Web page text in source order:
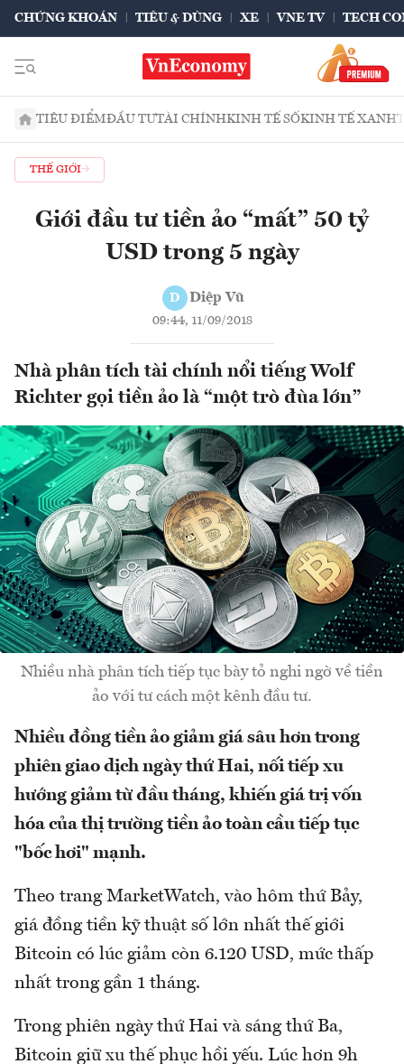
CHỨNG KHOÁN TIÊU & DÙNG XE VNE TV TECH
TIÊU ĐIỂMĐẦU TƯTÀI CHÍNHKINH TẾ SỐKINH TẾ XANH
THẾ GIỚI
Giới đầu tư tiền ảo “mất” 50 tỷ
USD trong 5 ngày
D Diệp Vũ
09:44, 11/09/2018
Nhà phân tích tài chính nổi tiếng Wolf
Richter gọi tiền ảo là “một trò đùa lớn”
Nhiều nhà phân tích tiếp tục bày tỏ nghi ngờ về tiền
ảo với tư cách một kênh đầu tư.
Nhiều đồng tiền ảo giảm giá sâu hơn trong
phiên giao dịch ngày thứ Hai, nối tiếp xu
hướng giảm từ đầu tháng, khiến giá trị vốn
hóa của thị trường tiền ảo toàn cầu tiếp tục
"bốc hơi" mạnh.
Theo trang MarketWatch, vào hôm thứ Bảy,
giá đồng tiền kỹ thuật số lớn nhất thế giới
Bitcoin có lúc giảm còn 6.120 USD, mức thấp
nhất trong gần 1 tháng.
Trong phiên ngày thứ Hai và sáng thứ Ba,
Bitcoin giữ xu thế phục hồi yếu. Lúc hơn 9h